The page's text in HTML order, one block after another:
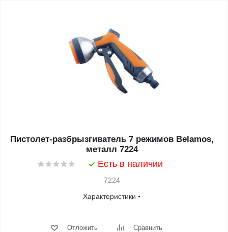
Пистолет-разбрызгиватель 7 режимов Belamos,
металл 7224
Есть в наличии
7224
Характеристики
Отложить Сравнить